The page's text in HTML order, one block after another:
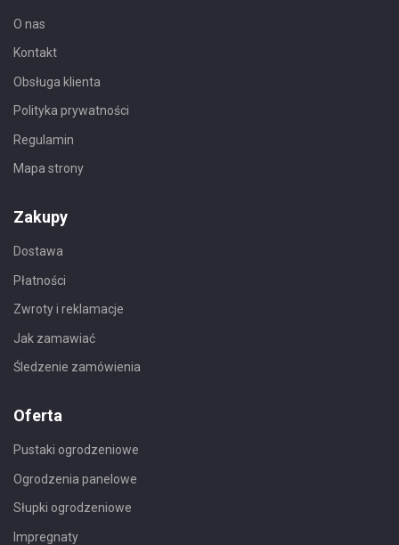
O nas
Kontakt
Obsługa klienta
Polityka prywatności
Regulamin
Mapa strony
Zakupy
Dostawa
Płatności
Zwroty i reklamacje
Jak zamawiać
Śledzenie zamówienia
Oferta
Pustaki ogrodzeniowe
Ogrodzenia panelowe
Słupki ogrodzeniowe
Impregnaty